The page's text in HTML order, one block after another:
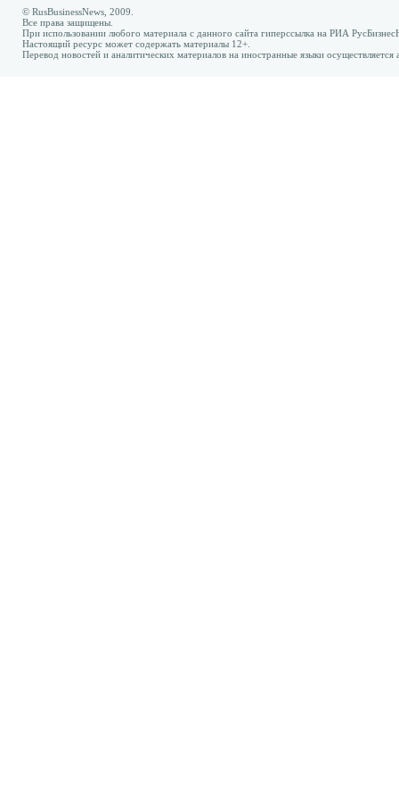
© RusBusinessNews, 2009.
Все права защищены.
При использовании любого материала с данного сайта гиперссылка на РИА
Настоящий ресурс может содержать материалы 12+.
Перевод новостей и аналитических материалов на иностранные языки осуществляется